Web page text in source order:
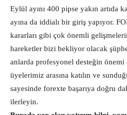
Eylül ayını 400 pipse yakın artıda
ayına da iddialı bir giriş yapıyor.
kararları gibi çok önemli
hareketler bizi bekliyor olacak
anlarda profesyonel desteğin önemi
üyelerimiz arasına katılın ve
sayesinde forexte başarıya doğru
ilerleyin.